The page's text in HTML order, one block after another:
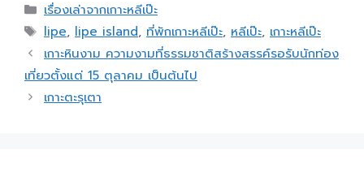
เรื่องเล่าจากเกาะหลีเป๊ะ
lipe, lipe island, ที่พักเกาะหลีเป๊ะ, หลีเป๊ะ, เกาะหลีเป๊ะ
เกาะหินงาม ความงามที่ธรรมชาติสร้างสรรค์รอรับนักท่อง
เที่ยวตั้งแต่ 15 ตุลาคม เป็นต้นไป
เกาะตะรุเตา